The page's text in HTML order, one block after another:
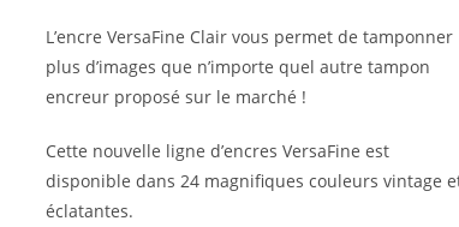
L’encre VersaFine Clair vous permet de tamponner
plus d’images que n’importe quel autre tampon
encreur proposé sur le marché !
Cette nouvelle ligne d’encres VersaFine est
disponible dans 24 magnifiques couleurs vintage
éclatantes.